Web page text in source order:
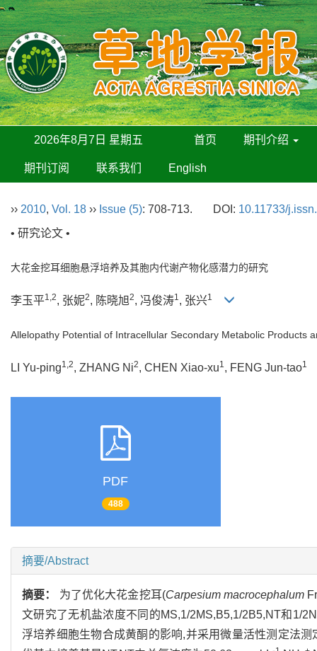
2026年8月7日 星期五 首页 期刊介绍
期刊订阅 联系我们 English
›› 2010, Vol. 18 ›› Issue (5): 708-713. DOI: 10.11733/
• 研究论文 •
大花金挖耳细胞悬浮培养及其胞内代谢产物化感潜力的研究
李玉平1,2, 张妮2, 陈晓旭2, 冯俊涛1, 张兴1
Allelopathy Potential of Intracellular Secondary Metabolic Products
LI Yu-ping1,2, ZHANG Ni2, CHEN Xiao-xu1, FENG Jun-tao1
PDF
488
摘要/Abstract
摘要： 为了优化大花金挖耳(Carpesium macrocephalum
文研究了无机盐浓度不同的MS,1/2MS,B5,1/2B5,NT和1/
浮培养细胞生物合成黄酮的影响,并采用微量活性测定法